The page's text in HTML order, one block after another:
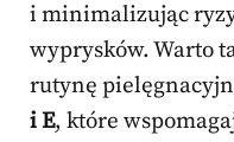
i minimalizując
wyprysków. Warto
rutynę
i E, które